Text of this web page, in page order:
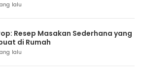
lalu
Resep Masakan Sederhana yang
di Rumah
lalu